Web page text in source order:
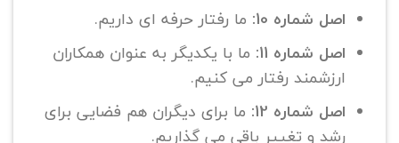
اصل شماره 10:
ما رفتار حرفه ای داریم.
اصل شماره 11:
ما با یکدیگر به عنوان همکاران
ارزشمند رفتار می کنیم.
اصل شماره 12:
ما برای دیگران هم فضایی برای
رشد و تغییر باقی می گذاریم.